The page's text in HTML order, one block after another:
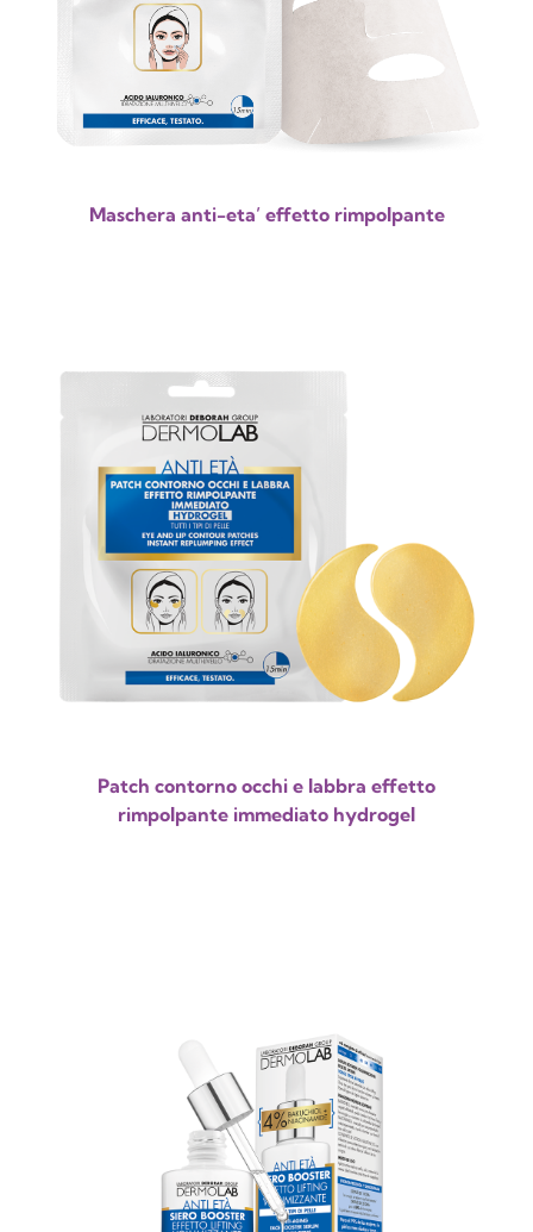
Maschera anti-eta’ effetto rimpolpante
Patch contorno occhi e labbra effetto
rimpolpante immediato hydrogel